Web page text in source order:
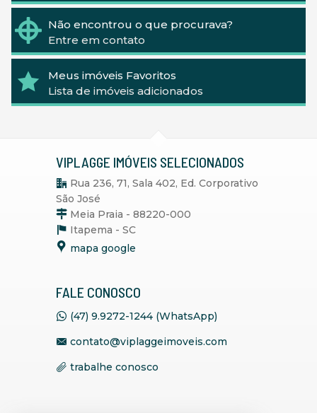
Não encontrou o que procurava?
Entre em contato
Meus imóveis Favoritos
Lista de imóveis adicionados
VIPLAGGE IMÓVEIS SELECIONADOS
Rua 236, 71, Sala 402, Ed. Corporativo
São José
Meia Praia - 88220-000
Itapema - SC
mapa google
FALE CONOSCO
(47) 9.9272-1244 (WhatsApp)
contato@viplaggeimoveis.com
trabalhe conosco